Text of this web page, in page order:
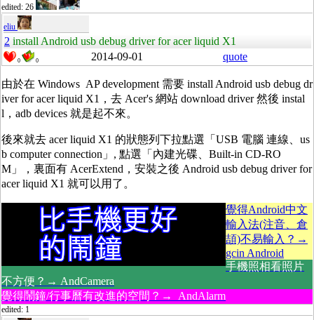
edited: 26
eliu
2 install Android usb debug driver for acer liquid X1
0 0 2014-09-01 quote
由於在 Windows AP development 需要 install Android usb debug dr
iver for acer liquid X1，去 Acer's 網站 download driver 然後 instal
l，adb devices 就是起不來。
後來就去 acer liquid X1 的狀態列下拉點選「USB 電腦 連線、us
b computer connection」, 點選「內建光碟、Built-in CD-RO
M」，裏面有 AcerExtend，安裝之後 Android usb debug driver for
acer liquid X1 就可以用了。
覺得Android中文
輸入法(注音、倉
頡)不易輸入？→
gcin Android
手機照相看照片
不方便？→ AndCamera
覺得鬧鐘/行事曆有改進的空間？→ AndAlarm
edited: 1